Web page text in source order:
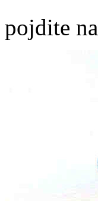
pojdite na